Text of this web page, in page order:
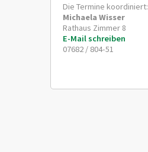
Die Termine koordiniert:
Michaela Wisser
Rathaus Zimmer 8
E-Mail schreiben
07682 / 804-51